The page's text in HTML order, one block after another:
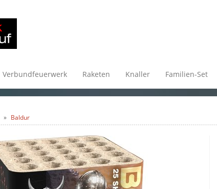
Verbundfeuerwerk Raketen Knaller Familien-Set
Baldur